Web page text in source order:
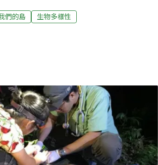
物保育學會收容了十多隻短耳鴞，牠們因
捕獲，緊急救下送來救傷，成為人類最接
救近百隻短耳鴞，不斷累積經驗，已經能
們的島 生物多樣性